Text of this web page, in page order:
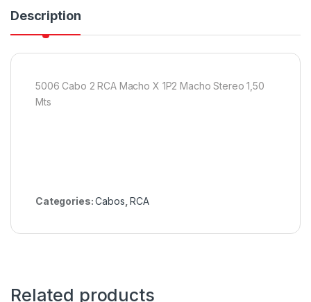
Description
5006 Cabo 2 RCA Macho X 1P2 Macho Stereo 1,50
Mts
Categories:Cabos ,RCA
Related products